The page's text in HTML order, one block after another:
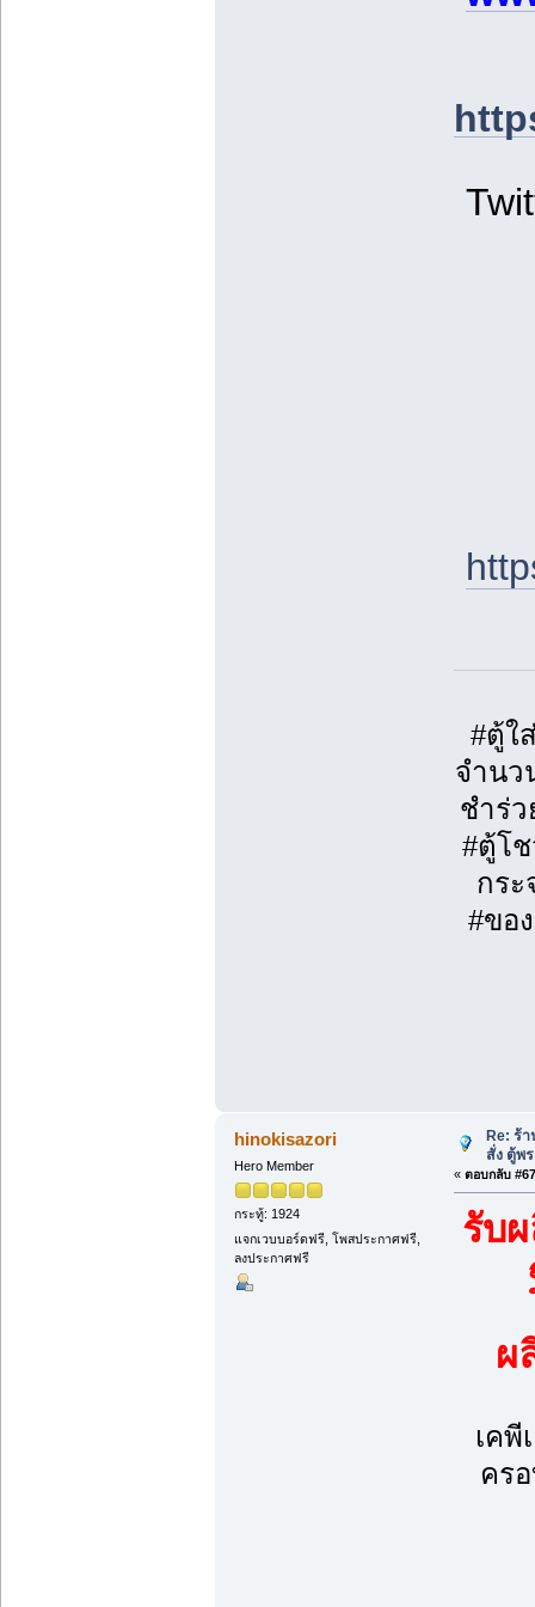
#ตู้ใ
จำนว
ชำร่
#ตู้โ
กร
#ขอ
hinokisazori
Hero Member
กระทู้: 1924
แจกเวบบอร์ดฟรี, โพสประกาศฟรี,
ลงประกาศฟรี
Re: ร้
สั่ง ตู้พ
« ตอบกลับ
รับ
ผ
เค
คร